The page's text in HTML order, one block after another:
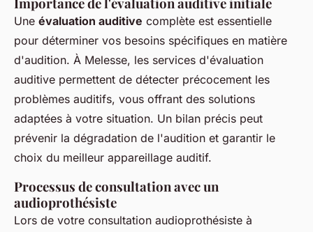
Une évaluation auditive complète est essentielle
pour déterminer vos besoins spécifiques en matière
d'audition. À Melesse, les services d'évaluation
auditive permettent de détecter précocement les
problèmes auditifs, vous offrant des solutions
adaptées à votre situation. Un bilan précis peut
prévenir la dégradation de l'audition et garantir le
choix du meilleur appareillage auditif.
Processus de consultation avec un
audioprothésiste
Lors de votre consultation audioprothésiste à